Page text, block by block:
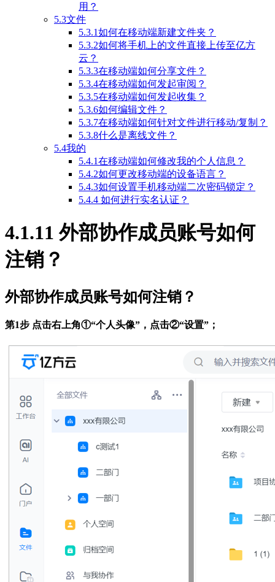
用？
5.3文件
5.3.1如何在移动端新建文件夹？
5.3.2如何将手机上的文件直接上传至亿方
云？
5.3.3在移动端如何分享文件？
5.3.4在移动端如何发起审阅？
5.3.5在移动端如何发起收集？
5.3.6如何编辑文件？
5.3.7在移动端如何针对文件进行移动/复制？
5.3.8什么是离线文件？
5.4我的
5.4.1在移动端如何修改我的个人信息？
5.4.2如何更改移动端的设备语言？
5.4.3如何设置手机移动端二次密码锁定？
5.4.4 如何进行实名认证？
4.1.11 外部协作成员账号如何
注销？
外部协作成员账号如何注销？
第1步 点击右上角①“个人头像”，点击②“设置”；